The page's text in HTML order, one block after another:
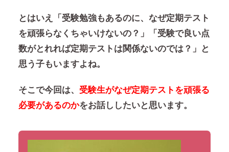
とはいえ「受験勉強もあるのに、なぜ定期テスト
を頑張らなくちゃいけないの？」「受験で良い点
数がとれれば定期テストは関係ないのでは？」と
思う子もいますよね。
そこで今回は、 受験生がなぜ定期テストを頑張る
必要があるのかをお話ししたいと思います。